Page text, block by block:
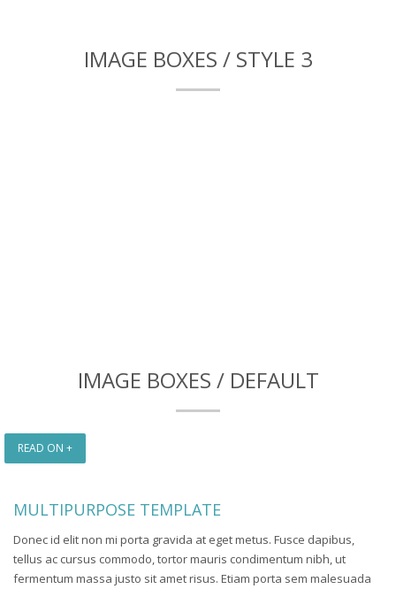
IMAGE BOXES / STYLE 3
IMAGE BOXES / DEFAULT
READ ON +
MULTIPURPOSE TEMPLATE
Donec id elit non mi porta gravida at eget metus. Fusce dapibus,
tellus ac cursus commodo, tortor mauris condimentum nibh, ut
fermentum massa justo sit amet risus. Etiam porta sem malesuada